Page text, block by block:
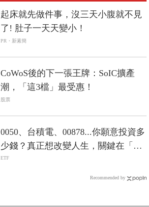
起床就先做件事，沒三天小腹就不見
了! 肚子一天天變小！
PR・新素簡
CoWoS後的下一張王牌：SoIC擴產
潮，「這3檔」最受惠！
股票
0050、台積電、00878...你願意投資多
少錢？真正想改變人生，關鍵在「數
大」
ETF
Recommended by